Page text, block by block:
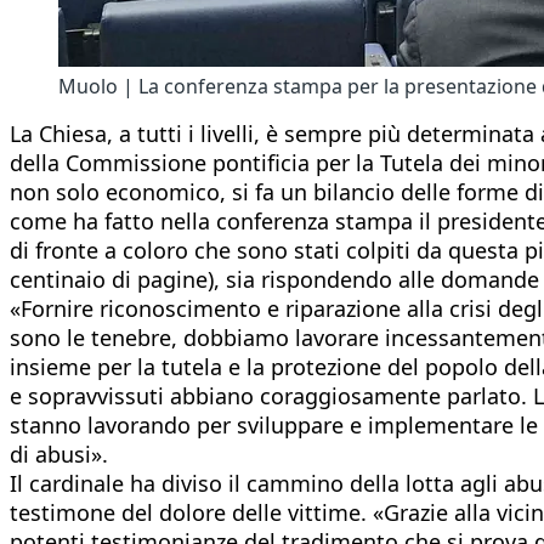
Muolo | La conferenza stampa per la
La Chiesa, a tutti i livelli, è sempre più
della Commissione pontificia per la Tutela dei
non solo economico, si fa un bilancio delle forme
come ha fatto nella conferenza stampa il
di fronte a coloro che sono stati colpiti da questa
centinaio di pagine), sia rispondendo alle
«Fornire riconoscimento e riparazione alla crisi
sono le tenebre, dobbiamo lavorare
insieme per la tutela e la protezione del popolo
e sopravvissuti abbiano coraggiosamente parlato.
stanno lavorando per sviluppare e implementare
di abusi».
Il cardinale ha diviso il cammino della lotta agli
testimone del dolore delle vittime. «Grazie alla